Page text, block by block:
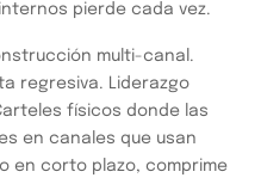
pierde cada vez.
multi-canal.
regresiva. Liderazgo
físicos donde las
en canales que usan
en corto plazo, comprime